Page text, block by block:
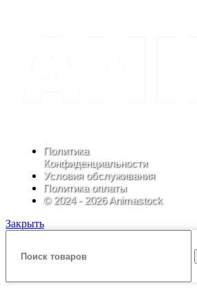
Политика
Конфиденциальности
Условия обслуживания
Политика оплаты
© 2024 - 2026 Animastock
Закрыть